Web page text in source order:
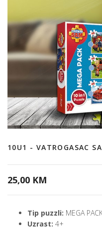
10U1 - VATROGASAC
25,00 KM
Tip puzzli: MEGA
Uzrast: 4+